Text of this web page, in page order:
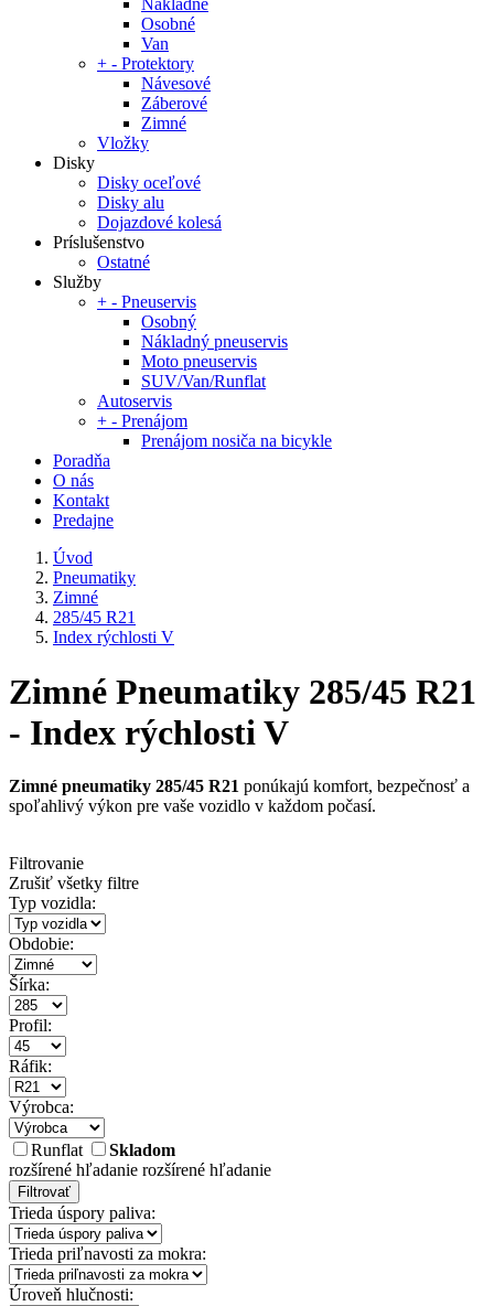
Nákladné
Osobné
Van
+ - Protektory
Návesové
Záberové
Zimné
Vložky
Disky
Disky oceľové
Disky alu
Dojazdové kolesá
Príslušenstvo
Ostatné
Služby
+ - Pneuservis
Osobný
Nákladný pneuservis
Moto pneuservis
SUV/Van/Runflat
Autoservis
+ - Prenájom
Prenájom nosiča na bicykle
Poradňa
O nás
Kontakt
Predajne
Úvod
Pneumatiky
Zimné
285/45 R21
Index rýchlosti V
Zimné Pneumatiky 285/45 R21
- Index rýchlosti V
Zimné pneumatiky 285/45 R21 ponúkajú komfort, bezpečnosť a
spoľahlivý výkon pre vaše vozidlo v každom počasí.
Filtrovanie
Zrušiť všetky filtre
Typ vozidla:
Obdobie:
Šírka:
Profil:
Ráfik:
Výrobca:
Runflat
Skladom
rozšírené hľadanie rozšírené hľadanie
Filtrovať
Trieda úspory paliva:
Trieda priľnavosti za mokra:
Úroveň hlučnosti: